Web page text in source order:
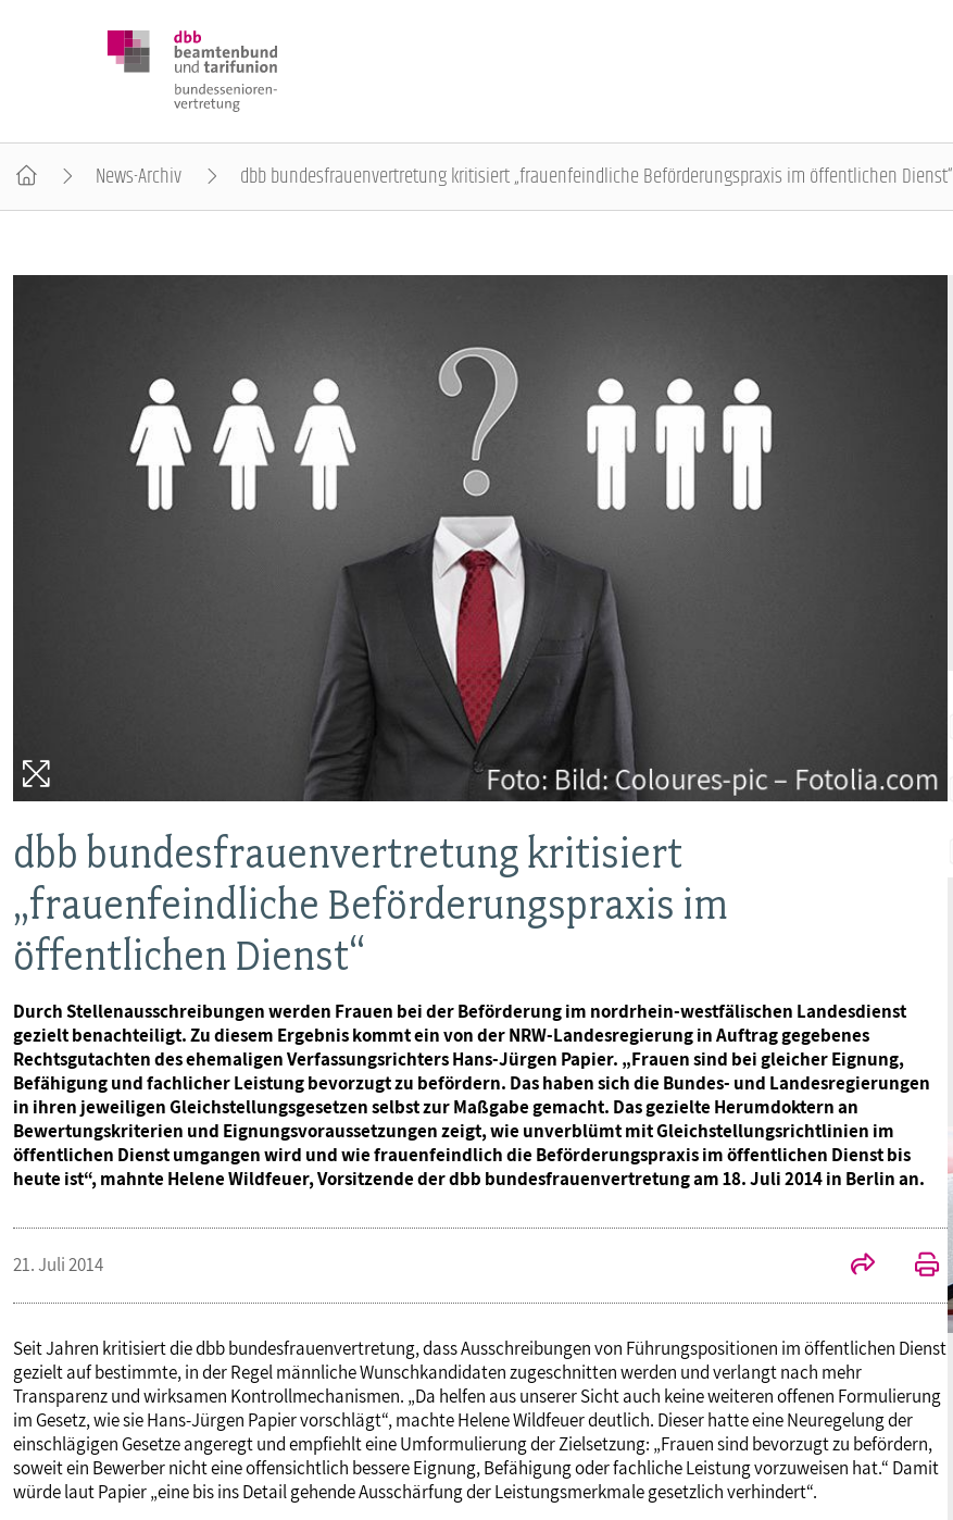
Geschäftsführung
Kontakt
VERANSTALTUNGEN
Bundesseniorenkongress
PUBLIKATIONEN
News-Archiv dbb bundesfrauenvertretung kritisiert „frauenfeindliche Beförderungspraxis im öffentlichen Dienst“
dbb bundesfrauenvertretung kritisiert
„frauenfeindliche Beförderungspraxis im
öffentlichen Dienst“
Durch Stellenausschreibungen werden Frauen bei der Beförderung im nordrhein-westfälischen Landesdienst
gezielt benachteiligt. Zu diesem Ergebnis kommt ein von der NRW-Landesregierung in Auftrag gegebenes
Rechtsgutachten des ehemaligen Verfassungsrichters Hans-Jürgen Papier. „Frauen sind bei gleicher Eignung,
Befähigung und fachlicher Leistung bevorzugt zu befördern. Das haben sich die Bundes- und Landesregierungen
in ihren jeweiligen Gleichstellungsgesetzen selbst zur Maßgabe gemacht. Das gezielte Herumdoktern an
Bewertungskriterien und Eignungsvoraussetzungen zeigt, wie unverblümt mit Gleichstellungsrichtlinien im
öffentlichen Dienst umgangen wird und wie frauenfeindlich die Beförderungspraxis im öffentlichen Dienst bis
heute ist“, mahnte Helene Wildfeuer, Vorsitzende der dbb bundesfrauenvertretung am 18. Juli 2014 in Berlin an.
21. Juli 2014
Seit Jahren kritisiert die dbb bundesfrauenvertretung, dass Ausschreibungen von Führungspositionen im öffentlichen Dienst
gezielt auf bestimmte, in der Regel männliche Wunschkandidaten zugeschnitten werden und verlangt nach mehr
Transparenz und wirksamen Kontrollmechanismen. „Da helfen aus unserer Sicht auch keine weiteren offenen Formulierung
im Gesetz, wie sie Hans-Jürgen Papier vorschlägt“, machte Helene Wildfeuer deutlich. Dieser hatte eine Neuregelung der
einschlägigen Gesetze angeregt und empfiehlt eine Umformulierung der Zielsetzung: „Frauen sind bevorzugt zu befördern,
soweit ein Bewerber nicht eine offensichtlich bessere Eignung, Befähigung oder fachliche Leistung vorzuweisen hat.“ Damit
würde laut Papier „eine bis ins Detail gehende Ausschärfung der Leistungsmerkmale gesetzlich verhindert“.